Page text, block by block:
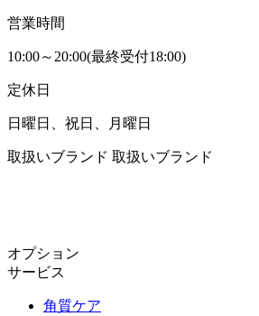
営業時間
10:00～20:00(最終受付18:00)
定休日
日曜日、祝日、月曜日
取扱いブランド 取扱いブランド
オプション
サービス
角質ケア